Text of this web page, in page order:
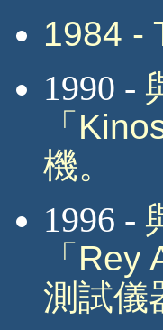
1984 -
1990 -
「
機。
1996 -
「 Rey
測試儀